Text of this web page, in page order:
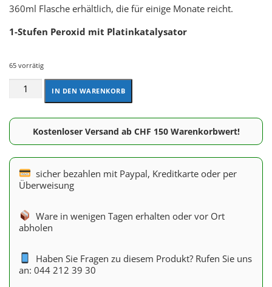
360ml Flasche erhältlich, die für einige Monate reicht.
1-Stufen Peroxid mit Platinkatalysator
65 vorrätig
IN DEN WARENKORB
Kostenloser Versand ab CHF 150 Warenkorbwert!
sicher bezahlen mit Paypal, Kreditkarte oder per
Überweisung
Ware in wenigen Tagen erhalten oder vor Ort
abholen
Haben Sie Fragen zu diesem Produkt? Rufen Sie uns
an: 044 212 39 30